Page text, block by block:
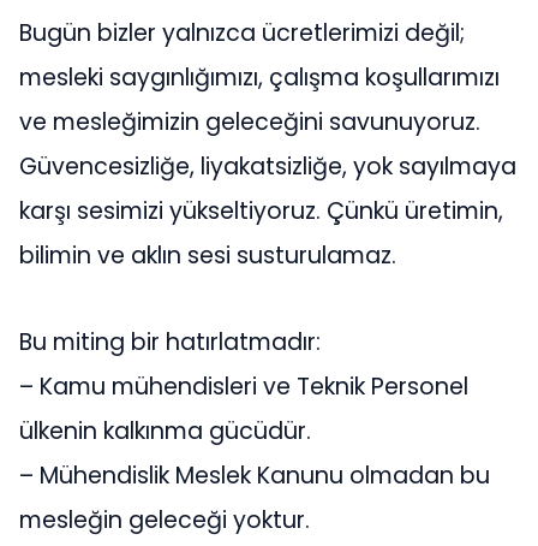
Bugün bizler yalnızca ücretlerimizi değil;
mesleki saygınlığımızı, çalışma koşullarımızı
ve mesleğimizin geleceğini savunuyoruz.
Güvencesizliğe, liyakatsizliğe, yok sayılmaya
karşı sesimizi yükseltiyoruz. Çünkü üretimin,
bilimin ve aklın sesi susturulamaz.
Bu miting bir hatırlatmadır:
– Kamu mühendisleri ve Teknik Personel
ülkenin kalkınma gücüdür.
– Mühendislik Meslek Kanunu olmadan bu
mesleğin geleceği yoktur.